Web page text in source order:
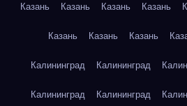
Казань Казань Казань Казань
Казань Казань Казань
Калининград Калининград
Калининград Калининград